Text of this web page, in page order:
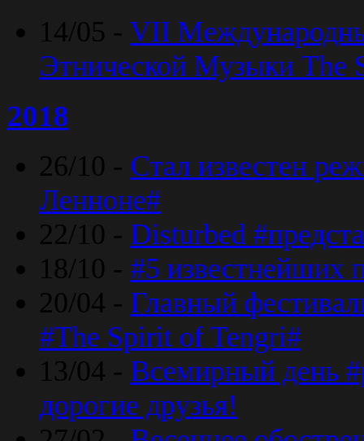
14/05 - VII
Этнической Музыки The
2018
26/10 - Стал известен
Ленноне#
22/10 - Disturbed
18/10 - #5 известнейших
20/04 - Главный
#The Spirit of Tengri#
13/04 - Всемирный день
дорогие друзья!